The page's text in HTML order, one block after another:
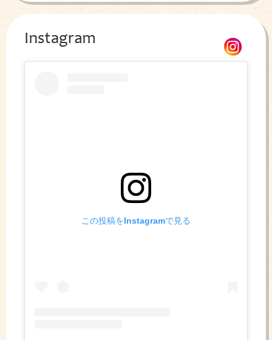
この投稿をInstagramで見る